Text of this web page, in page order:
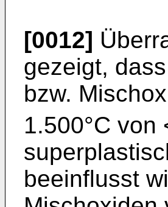
[0012]
gezeigt,
bzw.
1.500°C von
beeinflusst